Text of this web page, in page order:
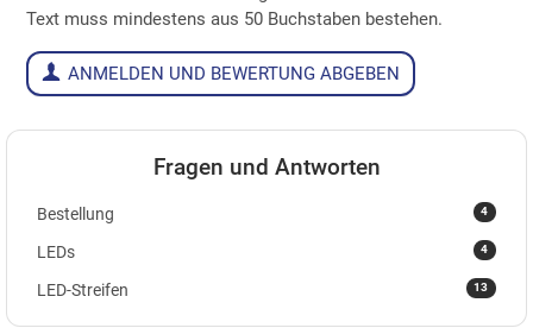
Text muss mindestens aus 50 Buchstaben bestehen.
ANMELDEN UND BEWERTUNG ABGEBEN
Fragen und Antworten
4
Bestellung
4
LEDs
13
LED-Streifen